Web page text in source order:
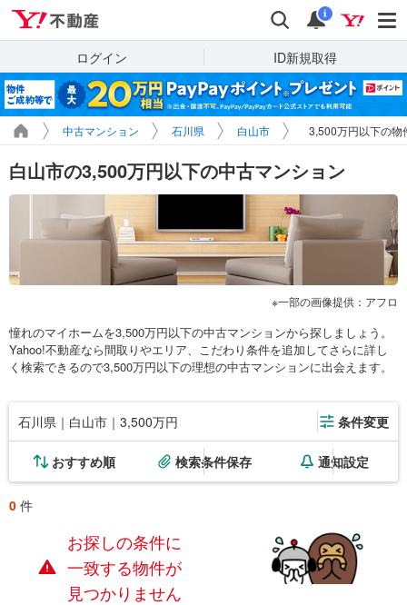
検索 通知
i
ログイン ID新規取得
中古マンション 石川県 白山市 3,500万円以下の物
白山市の3,500万円以下の中古マンション
一部の画像提供：アフロ
憧れのマイホームを3,500万円以下の中古マンションから探しましょう。
Yahoo!不動産なら間取りやエリア、こだわり条件を追加してさらに詳し
く検索できるので3,500万円以下の理想の中古マンションに出会えます。
石川県｜白山市｜3,500万円 条件変更
おすすめ順 検索条件保存 通知設定
0 件
お探しの条件に
一致する物件が
見つかりません